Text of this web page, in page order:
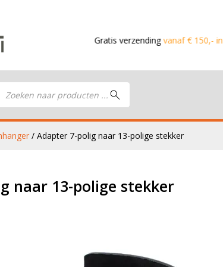
Gratis verzendingvanaf € 150,- in de Benelux
zoeken
LED werklampen
/ Adapter 7-polig naar 13-polige stekker
naar 13-polige stekker